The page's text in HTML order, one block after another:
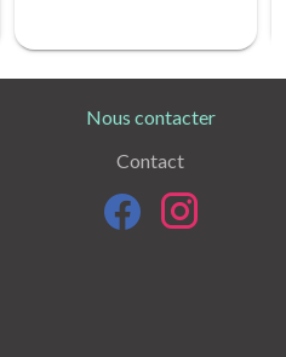
Nous contacter
Contact